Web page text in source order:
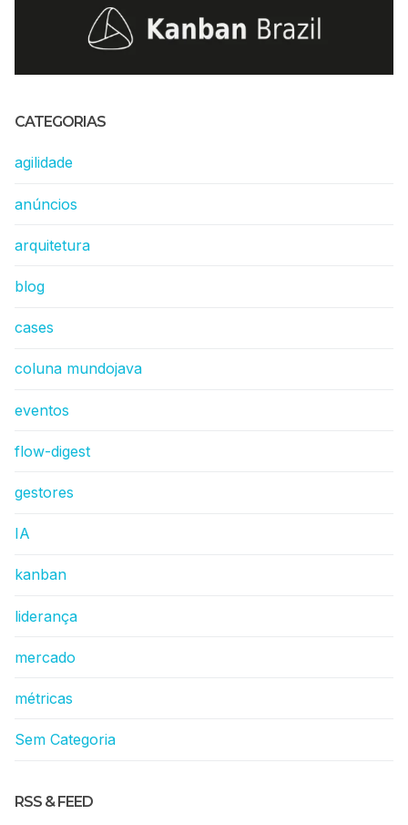
CATEGORIAS
agilidade
anúncios
arquitetura
blog
cases
coluna mundojava
eventos
flow-digest
gestores
IA
kanban
liderança
mercado
métricas
Sem Categoria
RSS & FEED